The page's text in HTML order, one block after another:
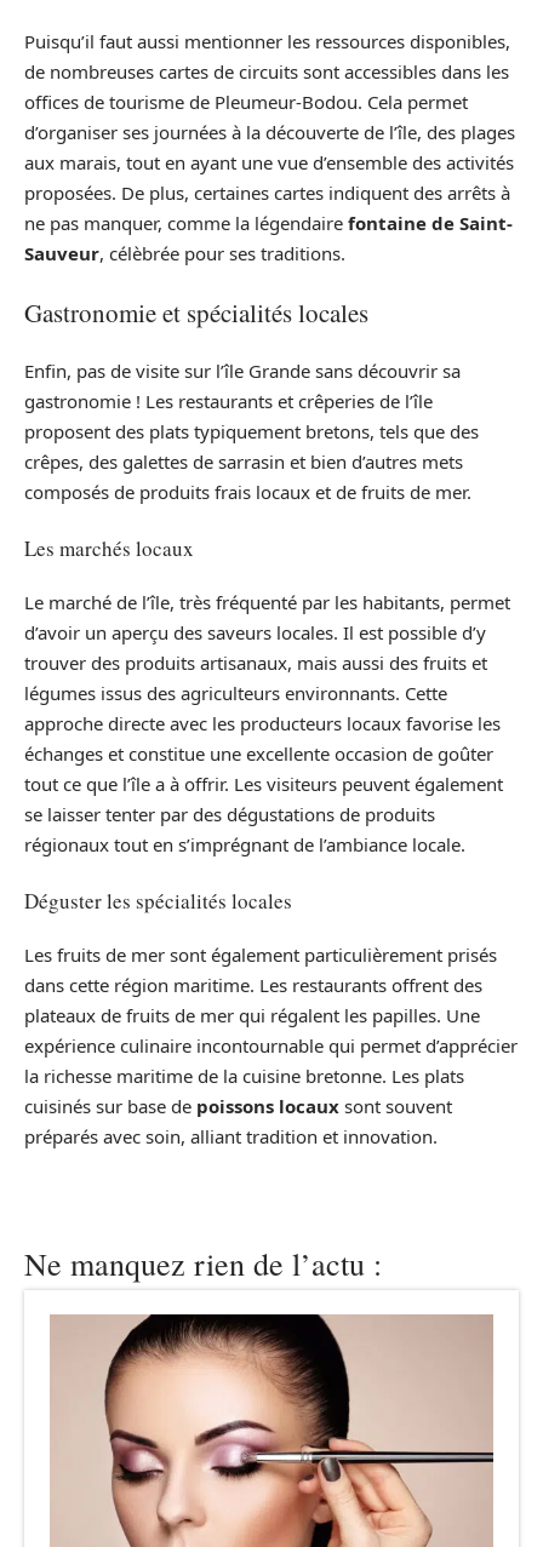
Puisqu’il faut aussi mentionner les ressources disponibles,
de nombreuses cartes de circuits sont accessibles dans les
offices de tourisme de Pleumeur-Bodou. Cela permet
d’organiser ses journées à la découverte de l’île, des plages
aux marais, tout en ayant une vue d’ensemble des activités
proposées. De plus, certaines cartes indiquent des arrêts à
ne pas manquer, comme la légendaire fontaine de Saint-
Sauveur, célèbrée pour ses traditions.
Gastronomie et spécialités locales
Enfin, pas de visite sur l’île Grande sans découvrir sa
gastronomie ! Les restaurants et crêperies de l’île
proposent des plats typiquement bretons, tels que des
crêpes, des galettes de sarrasin et bien d’autres mets
composés de produits frais locaux et de fruits de mer.
Les marchés locaux
Le marché de l’île, très fréquenté par les habitants, permet
d’avoir un aperçu des saveurs locales. Il est possible d’y
trouver des produits artisanaux, mais aussi des fruits et
légumes issus des agriculteurs environnants. Cette
approche directe avec les producteurs locaux favorise les
échanges et constitue une excellente occasion de goûter
tout ce que l’île a à offrir. Les visiteurs peuvent également
se laisser tenter par des dégustations de produits
régionaux tout en s’imprégnant de l’ambiance locale.
Déguster les spécialités locales
Les fruits de mer sont également particulièrement prisés
dans cette région maritime. Les restaurants offrent des
plateaux de fruits de mer qui régalent les papilles. Une
expérience culinaire incontournable qui permet d’apprécier
la richesse maritime de la cuisine bretonne. Les plats
cuisinés sur base de poissons locaux sont souvent
préparés avec soin, alliant tradition et innovation.
Ne manquez rien de l’actu :